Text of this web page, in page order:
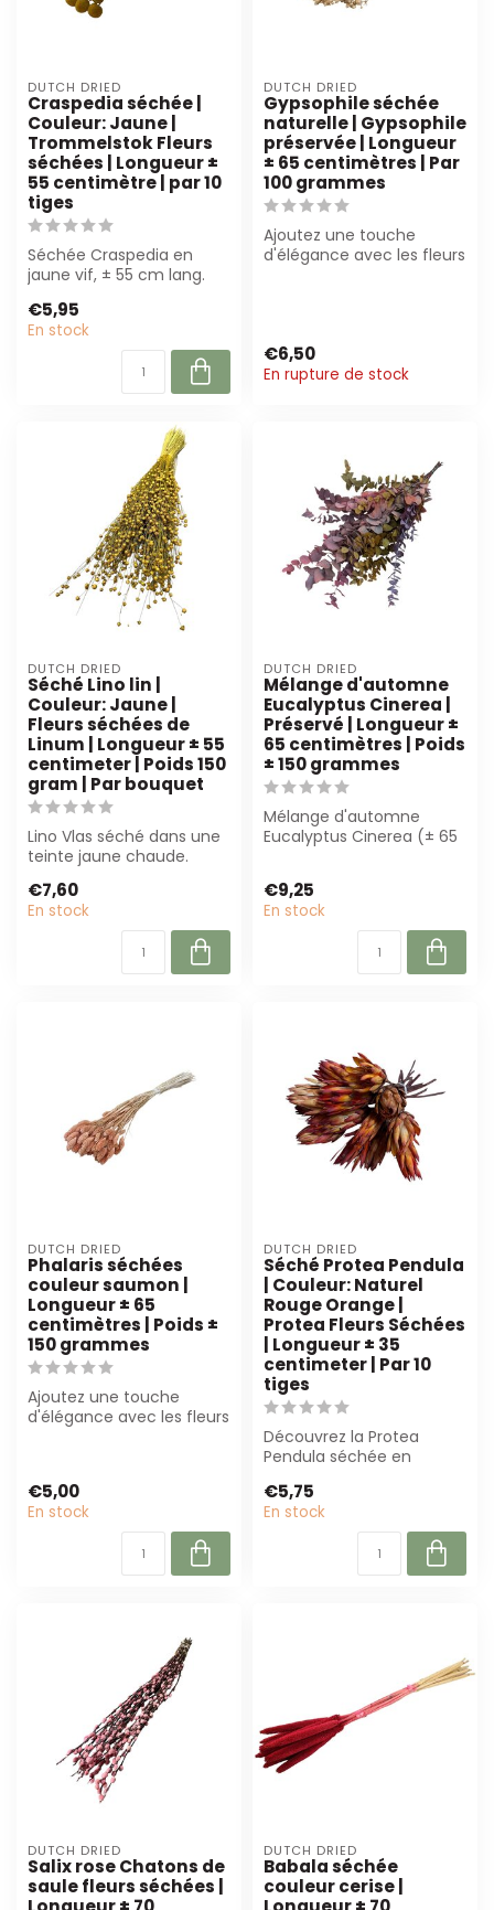
DUTCH DRIED
Craspedia séchée |
Couleur: Jaune |
Trommelstok Fleurs
séchées | Longueur ±
55 centimètre | par 10
tiges
Séchée Craspedia en
jaune vif, ± 55 cm lang.
fleuristes et le...
€5,95
En stock
DUTCH DRIED
Gypsophile séchée
naturelle | Gypsophile
préservée | Longueur
± 65 centimètres | Par
100 grammes
Ajoutez une touche
d'élégance avec les fleurs
€6,50
En rupture de stock
DUTCH DRIED
Séché Lino lin |
Couleur: Jaune |
Fleurs séchées de
Linum | Longueur ± 55
centimeter | Poids 150
gram | Par bouquet
Lino Vlas séché dans une
teinte jaune chaude.
et les...
€7,60
En stock
DUTCH DRIED
Mélange d'automne
Eucalyptus Cinerea |
Préservé | Longueur ±
65 centimètres | Poids
± 150 grammes
Mélange d'automne
Eucalyptus Cinerea (± 65
€9,25
En stock
DUTCH DRIED
Phalaris séchées
couleur saumon |
Longueur ± 65
centimètres | Poids ±
150 grammes
Ajoutez une touche
d'élégance avec les fleurs
€5,00
En stock
DUTCH DRIED
Séché Protea Pendula
| Couleur: Naturel
Rouge Orange |
Protea Fleurs Séchées
| Longueur ± 35
centimeter | Par 10
tiges
Découvrez la Protea
Pendula séchée en
Parfait pour les fle...
€5,75
En stock
DUTCH DRIED
Salix rose Chatons de
saule fleurs séchées |
DUTCH DRIED
Babala séchée
couleur cerise |